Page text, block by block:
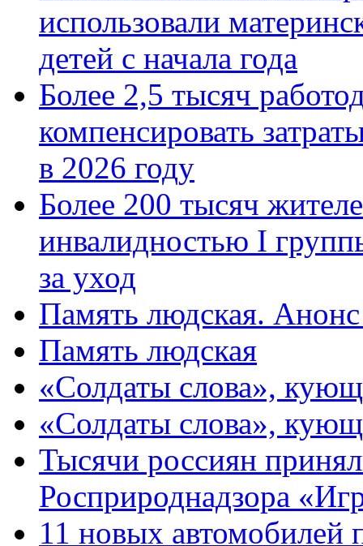
использовали
детей с начала года
Более 2,5 тысяч
компенсировать
в 2026 году
Более 200 тысяч
инвалидностью I
за уход
Память людская.
Память людская
«Солдаты слова»,
«Солдаты слова»,
Тысячи россиян
Росприроднадзора
11 новых автомобилей